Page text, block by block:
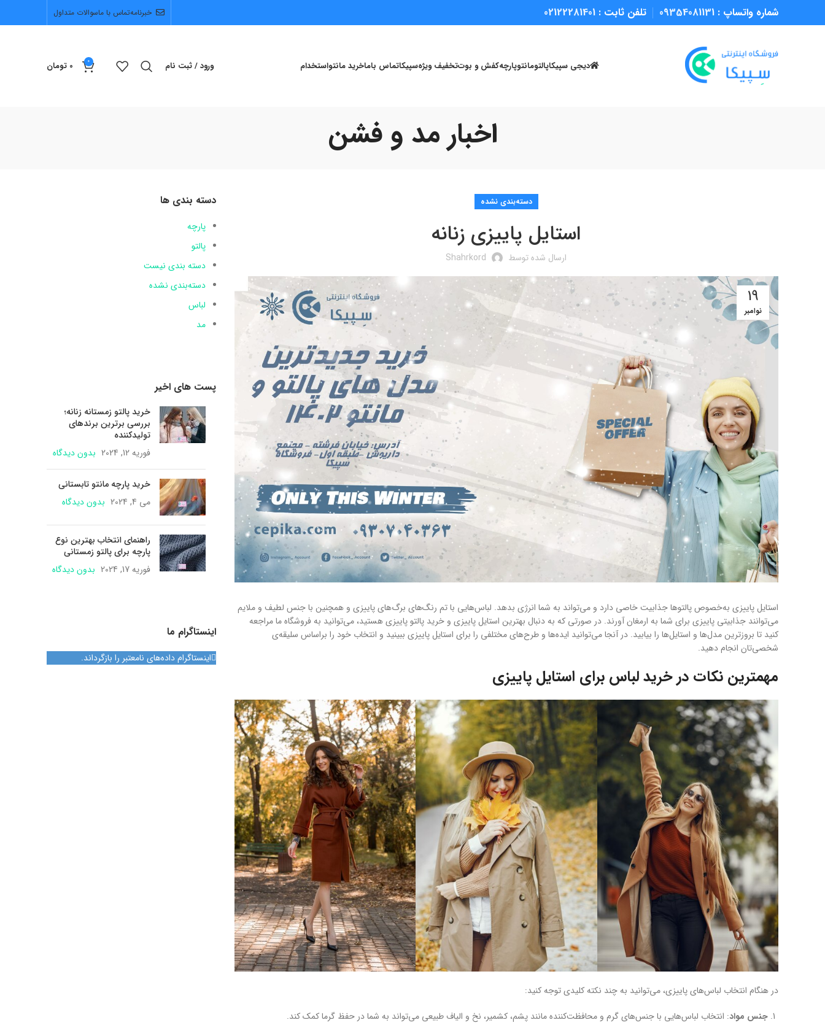
شماره واتساپ : 09354081131 تلفن ثابت : 02122281401 خبرنامهتماس با ماسوالات متداول
دیجی سپیکاپالتومانتوپارچهکفش و بوتتخفیف ویژهسپیکاتماس باماخرید مانتواستخدام ورود / ثبت نام 0
0 تومان
اخبار مد و فشن
دسته‌بندی نشده
استایل پاییزی زنانه
ارسال شده توسط Shahrkord
19
نوامبر
استایل پاییزی به‌خصوص پالتوها جذابیت خاصی دارد و می‌تواند به شما انرژی بدهد. لباس‌هایی با تم رنگ‌های برگ‌های پاییزی و همچنین با جنس لطیف و ملایم
می‌توانند جذابیتی پاییزی برای شما به ارمغان آورند. در صورتی که به دنبال بهترین استایل پاییزی و خرید پالتو پاییزی هستید، می‌توانید به فروشگاه ما مراجعه
کنید تا بروزترین مدل‌ها و استایل‌ها را بیابید. در آنجا می‌توانید ایده‌ها و طرح‌های مختلفی را برای استایل پاییزی ببینید و انتخاب خود را براساس سلیقه‌ی
شخصی‌تان انجام دهید.
مهمترین نکات در خرید لباس برای استایل پاییزی
در هنگام انتخاب لباس‌های پاییزی، می‌توانید به چند نکته کلیدی توجه کنید:
جنس مواد: انتخاب لباس‌هایی با جنس‌های گرم و محافظت‌کننده مانند پشم، کشمیر، نخ و الیاف طبیعی می‌تواند به شما در حفظ گرما کمک کند.
دسته بندی ها
پارچه
پالتو
دسته بندی نیست
دسته‌بندی نشده
لباس
مد
پست های اخیر
خرید پالتو زمستانه زنانه؛
بررسی برترین برندهای
تولیدکننده
فوریه 12, 2024
بدون دیدگاه
خرید پارچه مانتو تابستانی
می 4, 2024
بدون دیدگاه
راهنمای انتخاب بهترین نوع
پارچه برای پالتو زمستانی
فوریه 17, 2024
بدون دیدگاه
اینستاگرام ما
اینستاگرام داده‌های نامعتبر را بازگرداند.